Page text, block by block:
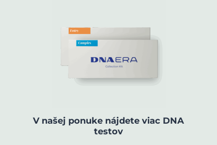
V našej ponuke nájdete viac DNA
testov